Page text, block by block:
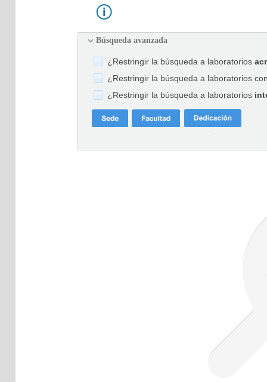
Búsqueda avanzada
¿Restringir la búsqueda a laboratorios
¿Restringir la búsqueda a laboratorios
¿Restringir la búsqueda a laboratorios